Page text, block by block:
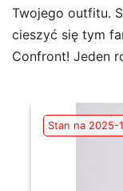
Twojego outfitu.
cieszyć się tym
Confront! Jeden
Stan na 2025-